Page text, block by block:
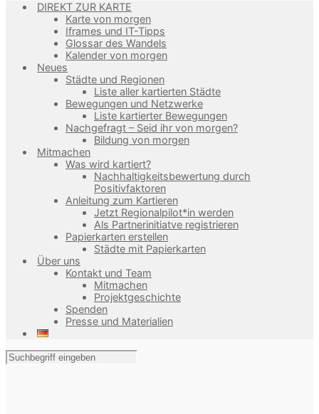
DIREKT ZUR KARTE
Karte von morgen
Iframes und IT-Tipps
Glossar des Wandels
Kalender von morgen
Neues
Städte und Regionen
Liste aller kartierten Städte
Bewegungen und Netzwerke
Liste kartierter Bewegungen
Nachgefragt – Seid ihr von morgen?
Bildung von morgen
Mitmachen
Was wird kartiert?
Nachhaltigkeitsbewertung durch
Positivfaktoren
Anleitung zum Kartieren
Jetzt Regionalpilot*in werden
Als Partnerinitiatve registrieren
Papierkarten erstellen
Städte mit Papierkarten
Über uns
Kontakt und Team
Mitmachen
Projektgeschichte
Spenden
Presse und Materialien